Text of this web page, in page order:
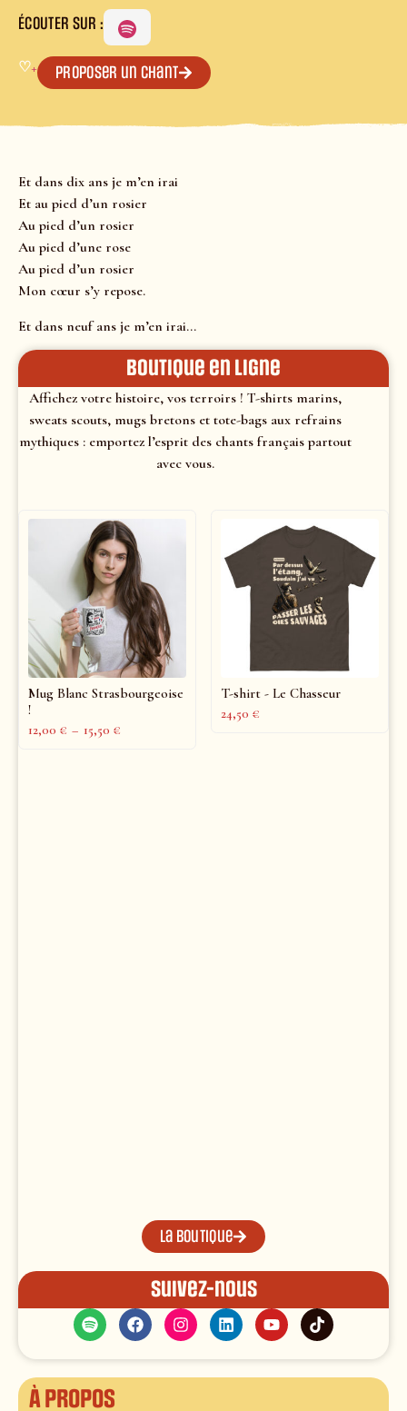
ÉCOUTER SUR :
♡+ Proposer un chant
Et dans dix ans je m’en irai
Et au pied d’un rosier
Au pied d’un rosier
Au pied d’une rose
Au pied d’un rosier
Mon cœur s’y repose.
Et dans neuf ans je m’en irai…
Boutique en ligne
Affichez votre histoire, vos terroirs ! T-shirts marins,
sweats scouts, mugs bretons et tote-bags aux refrains
mythiques : emportez l’esprit des chants français partout
avec vous.
Mug Blanc Strasbourgeoise
!
12,00 € – 15,50 €
T-shirt - Le Chasseur
24,50 €
La boutique
Suivez-nous
À propos